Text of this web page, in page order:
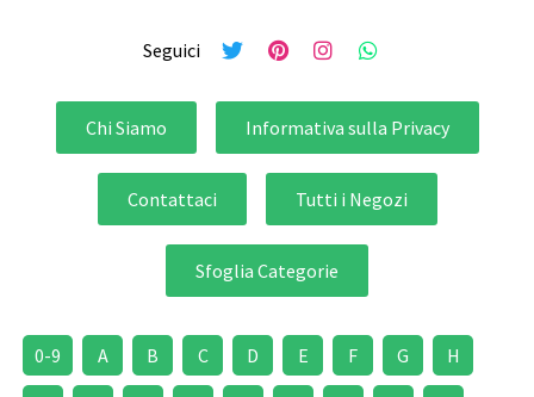
Seguici
Chi Siamo Informativa sulla Privacy
Contattaci Tutti i Negozi
Sfoglia Categorie
0-9 A B C D E F G H